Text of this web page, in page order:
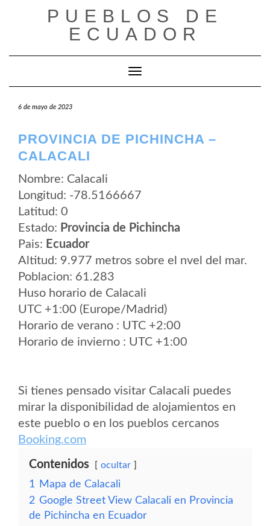
PUEBLOS DE
ECUADOR
Cambiar modo de navegación
6 de mayo de 2023
PROVINCIA DE PICHINCHA –
CALACALI
Nombre: Calacali
Longitud: -78.5166667
Latitud: 0
Estado: Provincia de Pichincha
Pais: Ecuador
Altitud: 9.977 metros sobre el nvel del mar.
Poblacion: 61.283
Huso horario de Calacali
UTC +1:00 (Europe/Madrid)
Horario de verano : UTC +2:00
Horario de invierno : UTC +1:00
Si tienes pensado visitar Calacali puedes
mirar la disponibilidad de alojamientos en
este pueblo o en los pueblos cercanos
Booking.com
Contenidos ocultar
1
Mapa de Calacali
2 Google Street View Calacali en Provincia
de Pichincha en Ecuador